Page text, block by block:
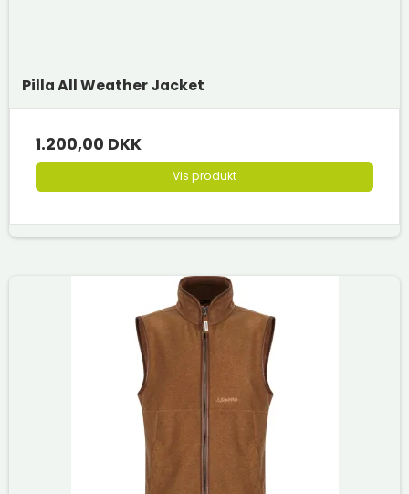
Pilla All Weather Jacket
1.200,00 DKK
Vis produkt